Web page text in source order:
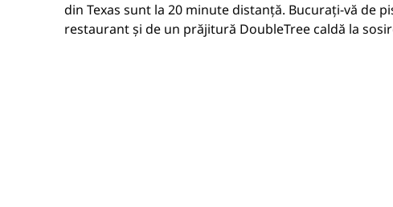
din Texas sunt la 20 minute distanță. Bucurați-vă de
restaurant și de un prăjitură DoubleTree caldă la